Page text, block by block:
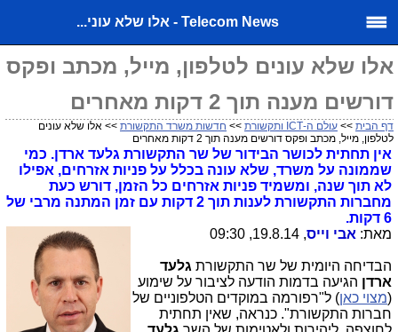
Telecom News - אלו שלא עוני...
אלו שלא עונים לטלפון, מייל, מכתב ופקס
דורשים מענה תוך 2 דקות מאחרים
דף הבית >> עולם ה-ICT ותקשורת >> חדשות משרד התקשורת >> אלו שלא עונים
לטלפון, מייל, מכתב ופקס דורשים מענה תוך 2 דקות מאחרים
אין תחתית לכושר הבידור של שר התקשורת גלעד ארדן. כמי
שממונה על משרד, שלא עונה בכלל על פניות אזרחים, אפילו
לא תוך שנה, ומשמיד פניות אזרחים כל הזמן, דורש כעת
מחברות התקשורת לענות תוך 2 דקות עם זמן המתנה מרבי של
6 דקות.
מאת: אבי וייס, 19.8.14, 09:30
הבדיחה היומית של שר התקשורת גלעד
ארדן הגיעה בדמות הודעה לציבור על שימוע
(מצוי כאן) ל"רפורמה במוקדים הטלפוניים של
חברות התקשורת". כנראה, שאין תחתית